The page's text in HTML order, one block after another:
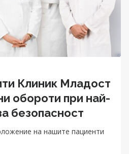
Клиник Младост
обороти при най-
безопаснoст
на нашите пациенти